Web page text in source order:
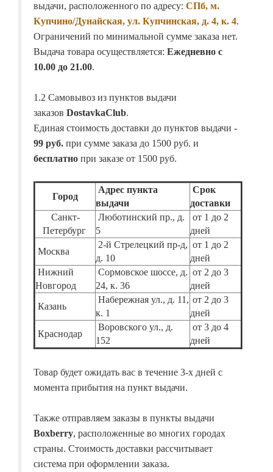
выдачи, расположенного по адресу: СПб, м.
Купчино/Дунайская, ул. Купчинская, д. 4, к. 4.
Ограничений по минимальной сумме заказа нет.
Выдача товара осуществляется: Ежедневно с
10.00 до 21.00.
1.2 Самовывоз из пунктов выдачи
заказов DostavkaClub.
Единая стоимость доставки до пунктов выдачи -
99 руб. при сумме заказа до 1500 руб. и
бесплатно при заказе от 1500 руб.
Город
Адрес пункта
выдачи
Срок
доставки
Санкт-
Петербург
Люботинский пр., д.
5
от 1 до 2
дней
Москва
2-й Стрелецкий пр-д,
д. 10
от 1 до 2
дней
Нижний
Новгород
Сормовское шоссе, д.
24, к. 36
от 2 до 3
дней
Казань
Набережная ул., д. 11,
к. 1
от 2 до 3
дней
Краснодар
Воровского ул., д.
152
от 3 до 4
дней
Товар будет ожидать вас в течение 3-х дней с
момента прибытия на пункт выдачи.
Также отправляем заказы в пункты выдачи
Boxberry, расположенные во многих городах
страны. Стоимость доставки рассчитывает
система при оформлении заказа.